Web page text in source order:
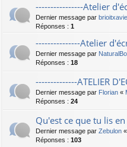
----------------Atelier
Dernier message par
Réponses : 1
---------------Atelier
Dernier message par
Réponses : 18
--------------ATELIER
Dernier message par Florian «
Réponses : 24
Qu'est ce que tu lis
Dernier message par Zebulon «
Réponses : 103